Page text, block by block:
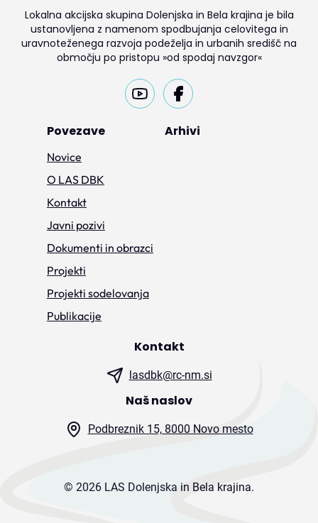
Lokalna akcijska skupina Dolenjska in Bela krajina je bila
ustanovljena z namenom spodbujanja celovitega in
uravnoteženega razvoja podeželja in urbanih središč na
območju po pristopu »od spodaj navzgor«
Povezave
Novice
O LAS DBK
Kontakt
Javni pozivi
Dokumenti in obrazci
Projekti
Projekti sodelovanja
Publikacije
Arhivi
Kontakt
lasdbk@rc-nm.si
Naš naslov
Podbreznik 15, 8000 Novo mesto
© 2026 LAS Dolenjska in Bela krajina.